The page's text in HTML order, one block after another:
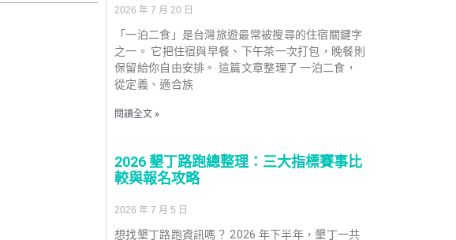
2026 年 7 月 20 日
「一泊二食」是台灣旅遊最常被搜尋的住宿關鍵字
之一。 它把住宿與早餐、下午茶一次打包，晚餐則
保留給你自由安排。 這篇文章整理了 一泊二食，
從定義、適合族
閱讀全文 »
2026 墾丁路跑總整理：三大指標賽事比
較與報名攻略
2026 年 7 月 5 日
想找墾丁路跑資訊嗎？ 2026 年下半年，墾丁一共